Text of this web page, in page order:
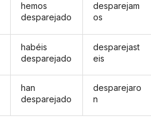
hemos
desparejado
habéis
desparejado
han
desparejado
desparejam
os
desparejast
eis
desparejaro
n